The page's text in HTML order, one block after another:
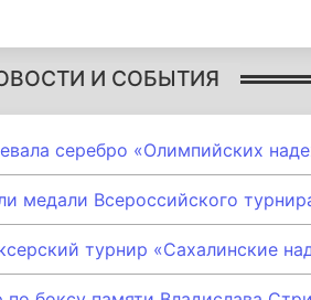
И СОБЫТИЯ
серебро «Олимпийских
медали Всероссийского
турнир «Сахалинские